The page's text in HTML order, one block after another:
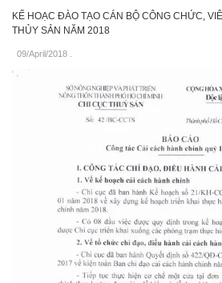
KẾ HOẠC ĐÀO TẠO CÁN BỘ CÔNG CHỨC,
THỦY SẢN NĂM 2018
09/April/2018